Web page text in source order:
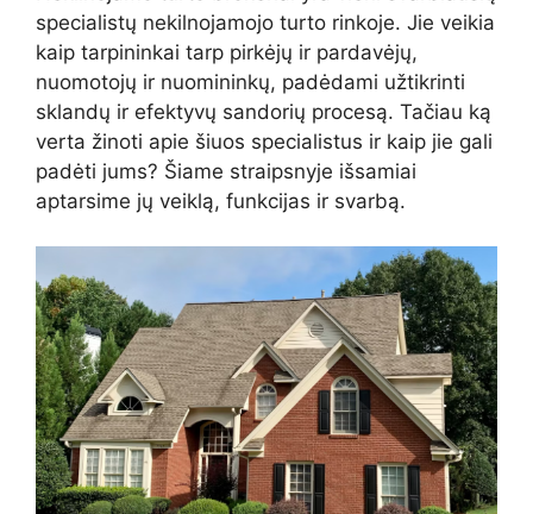
specialistų nekilnojamojo turto rinkoje. Jie veikia
kaip tarpininkai tarp pirkėjų ir pardavėjų,
nuomotojų ir nuomininkų, padėdami užtikrinti
sklandų ir efektyvų sandorių procesą. Tačiau ką
verta žinoti apie šiuos specialistus ir kaip jie gali
padėti jums? Šiame straipsnyje išsamiai
aptarsime jų veiklą, funkcijas ir svarbą.